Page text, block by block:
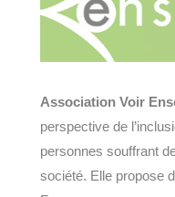
Association Voir
perspective de
personnes souffrant
société. Elle propose